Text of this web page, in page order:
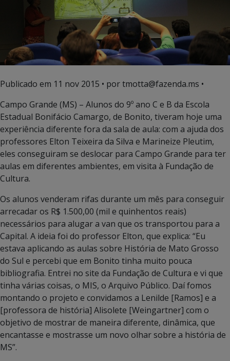
Publicado em 11 nov 2015 • por tmotta@fazenda.ms •
Campo Grande (MS) – Alunos do 9º ano C e B da Escola
Estadual Bonifácio Camargo, de Bonito, tiveram hoje uma
experiência diferente fora da sala de aula: com a ajuda dos
professores Elton Teixeira da Silva e Marineize Pleutim,
eles conseguiram se deslocar para Campo Grande para ter
aulas em diferentes ambientes, em visita à Fundação de
Cultura.
Os alunos venderam rifas durante um mês para conseguir
arrecadar os R$ 1.500,00 (mil e quinhentos reais)
necessários para alugar a van que os transportou para a
Capital. A ideia foi do professor Elton, que explica: “Eu
estava aplicando as aulas sobre História de Mato Grosso
do Sul e percebi que em Bonito tinha muito pouca
bibliografia. Entrei no site da Fundação de Cultura e vi que
tinha várias coisas, o MIS, o Arquivo Público. Daí fomos
montando o projeto e convidamos a Lenilde [Ramos] e a
[professora de história] Alisolete [Weingartner] com o
objetivo de mostrar de maneira diferente, dinâmica, que
encantasse e mostrasse um novo olhar sobre a história de
MS”.